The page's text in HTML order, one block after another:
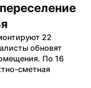
22
обновят
По 16
сметная